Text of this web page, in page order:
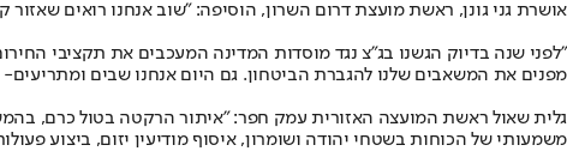
אושרת גני גונן, ראשת מועצת דרום השרון, הוסיפה: ״שוב אנחנו רואים
"לפני שנה בדיוק הגשנו בג״צ נגד מוסדות המדינה המעכבים את תקציבי
מפנים את המשאבים שלנו להגברת הביטחון. גם היום אנחנו שבים ומתריעים-
גלית שאול ראשת המועצה האזורית עמק חפר: "איתור הרקטה בטול כרם,
משמעותי של הכוחות בשטחי יהודה ושומרון, איסוף מודיעין יזום, ביצוע